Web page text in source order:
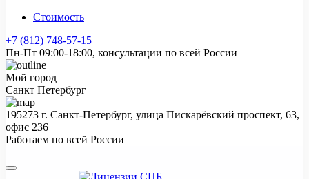
Стоимость
+7 (812) 748-57-15
Пн-Пт 09:00-18:00, консультации по всей России
Мой город
Санкт Петербург
195273 г. Санкт-Петербург, улица Пискарёвский проспект, 63,
офис 236
Работаем по всей России